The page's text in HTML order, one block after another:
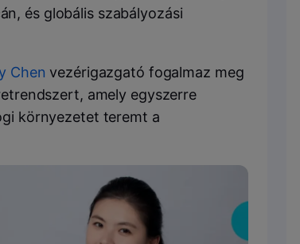
és globális szabályozási
Chen vezérigazgató fogalmaz meg
amely egyszerre
környezetet teremt a